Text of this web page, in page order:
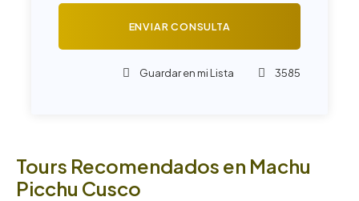
Guardar en mi Lista 3585
Tours Recomendados en Machu
Picchu Cusco